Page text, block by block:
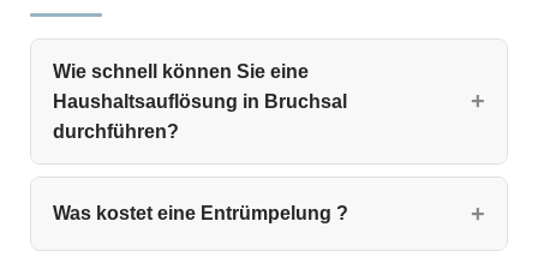
Wie schnell können Sie eine
Haushaltsauflösung in Bruchsal
durchführen?
Was kostet eine Entrümpelung ?